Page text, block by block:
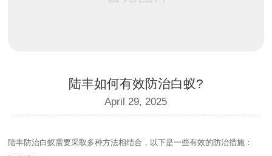
陆丰如何有效防治白蚁?
April 29, 2025
陆丰防治白蚁需要采取多种方法相结合，以下是一些有效的防治措施：